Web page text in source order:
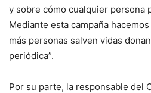
y sobre cómo cualquier persona
Mediante esta campaña
más personas salven vidas
periódica”.
Por su parte, la responsable del